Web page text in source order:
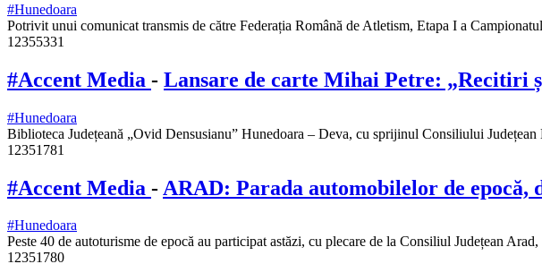
#Hunedoara
Potrivit unui comunicat transmis de către Federația Română de Atletism, Etapa I a
12355331
#Accent Media - Lansare de carte Mihai Petre: „Recitiri
#Hunedoara
Biblioteca Județeană „Ovid Densusianu” Hunedoara – Deva, cu sprijinul Consiliului
12351781
#Accent Media - ARAD: Parada automobilelor de epocă,
#Hunedoara
Peste 40 de autoturisme de epocă au participat astăzi, cu plecare de la Consiliul Județean
12351780